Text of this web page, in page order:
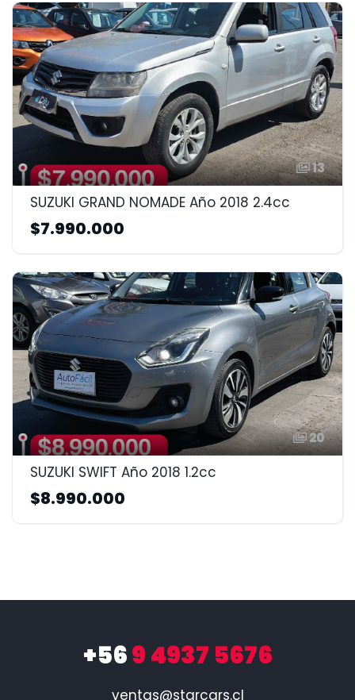
13
SUZUKI GRAND NOMADE Año 2018 2.4cc
$7.990.000
20
SUZUKI SWIFT Año 2018 1.2cc
$8.990.000
+569 4937 5676
ventas@starcars.cl